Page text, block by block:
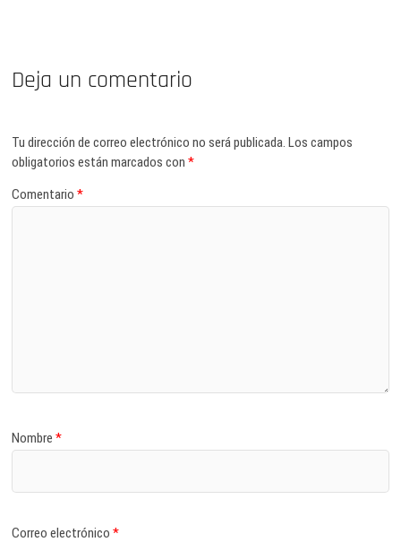
Deja un comentario
Tu dirección de correo electrónico no será publicada. Los campos
obligatorios están marcados con*
Comentario*
Nombre*
Correo electrónico*